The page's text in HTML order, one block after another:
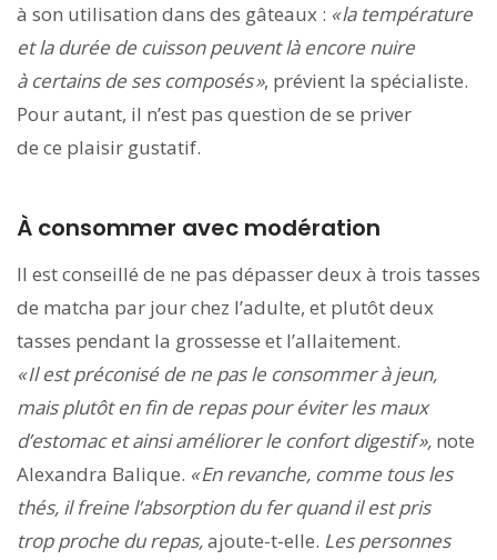
à son utilisation dans des gâteaux : « la température
et la durée de cuisson peuvent là encore nuire
à certains de ses composés », prévient la spécialiste.
Pour autant, il n’est pas question de se priver
de ce plaisir gustatif.
À consommer avec modération
Il est conseillé de ne pas dépasser deux à trois tasses
de matcha par jour chez l’adulte, et plutôt deux
tasses pendant la grossesse et l’allaitement.
« Il est préconisé de ne pas le consommer à jeun,
mais plutôt en fin de repas pour éviter les maux
d’estomac et ainsi améliorer le confort digestif », note
Alexandra Balique. « En revanche, comme tous les
thés, il freine l’absorption du fer quand il est pris
trop proche du repas,ajoute-t-elle. Les personnes